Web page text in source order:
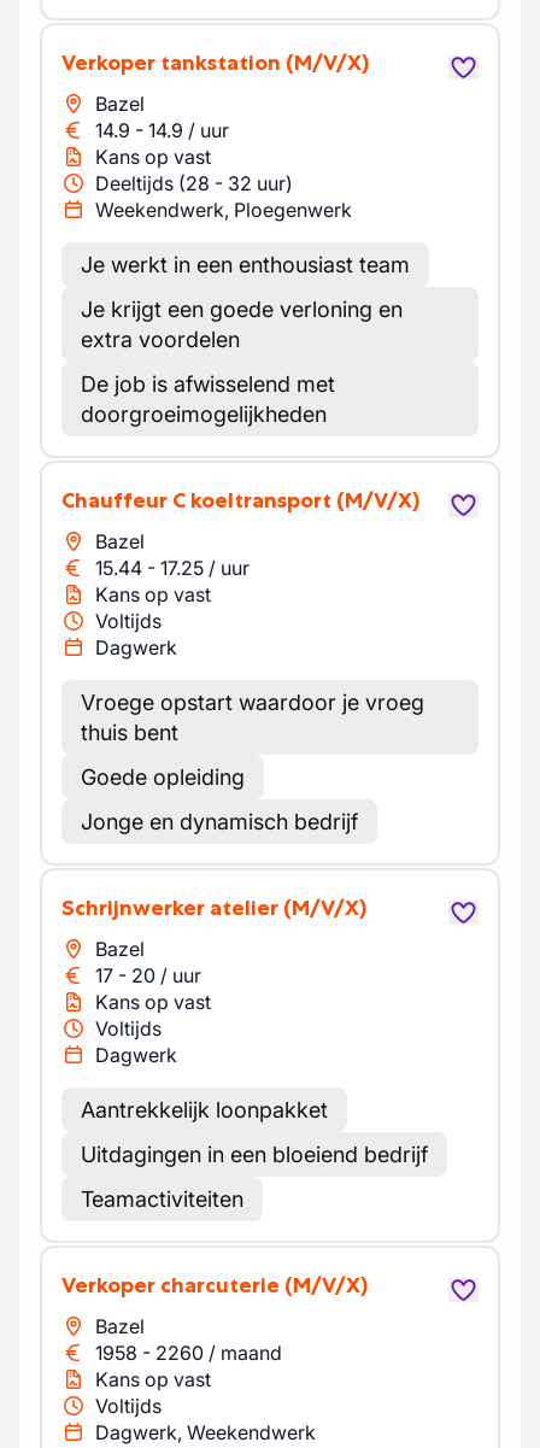
Verkoper tankstation (M/V/X)
Bazel
14.9 - 14.9 / uur
Kans op vast
Deeltijds (28 - 32 uur)
Weekendwerk, Ploegenwerk
Je werkt in een enthousiast team
Je krijgt een goede verloning en
extra voordelen
De job is afwisselend met
doorgroeimogelijkheden
Chauffeur C koeltransport (M/V/X)
Bazel
15.44 - 17.25 / uur
Kans op vast
Voltijds
Dagwerk
Vroege opstart waardoor je vroeg
thuis bent
Goede opleiding
Jonge en dynamisch bedrijf
Schrijnwerker atelier (M/V/X)
Bazel
17 - 20 / uur
Kans op vast
Voltijds
Dagwerk
Aantrekkelijk loonpakket
Uitdagingen in een bloeiend bedrijf
Teamactiviteiten
Verkoper charcuterie (M/V/X)
Bazel
1958 - 2260 / maand
Kans op vast
Voltijds
Dagwerk, Weekendwerk